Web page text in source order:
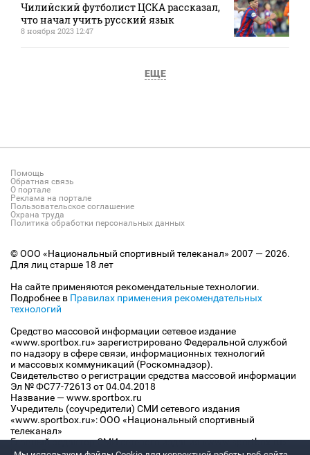
Чилийский футболист ЦСКА рассказал,
что начал учить русский язык
8 ноября 2023 12:47
ЕЩЕ
Помощь
Обратная связь
О портале
Реклама на портале
Пользовательское соглашение
Охрана труда
Политика обработки персональных данных
© ООО «Национальный спортивный телеканал» 2007 — 2026.
Для лиц старше 18 лет
На сайте применяются рекомендательные технологии.
Подробнее в Правилах применения рекомендательных
технологий
Средство массовой информации сетевое издание
«www.sportbox.ru» зарегистрировано Федеральной службой
по надзору в сфере связи, информационных технологий
и массовых коммуникаций (Роскомнадзор).
Свидетельство о регистрации средства массовой информации
Эл № ФС77-72613 от 04.04.2018
Название — www.sportbox.ru
Учредитель (соучредители) СМИ сетевого издания
«www.sportbox.ru»: ООО «Национальный спортивный
телеканал»
Главный редактор СМИ сетевого издания «www.sportbox.ru»: